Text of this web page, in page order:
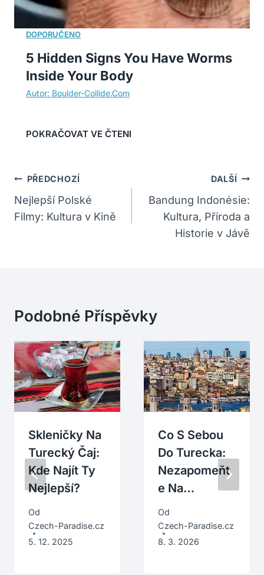
5 Hidden Signs You Have Worms
Inside Your Body
Navigace
Pro
Příspěvek
PŘEDCHOZÍ
Nejlepší Polské
Filmy: Kultura v Kině
DALŠÍ
Bandung Indonésie:
Kultura, Příroda a
Historie v Jávě
Podobné Příspěvky
Skleničky Na
Turecký Čaj:
Kde Najít Ty
Nejlepší?
Od
Czech-Paradise.cz
5. 12. 2025
Co S Sebou
Do Turecka:
Nezapomeňt
E Na…
Od
Czech-Paradise.cz
8. 3. 2026